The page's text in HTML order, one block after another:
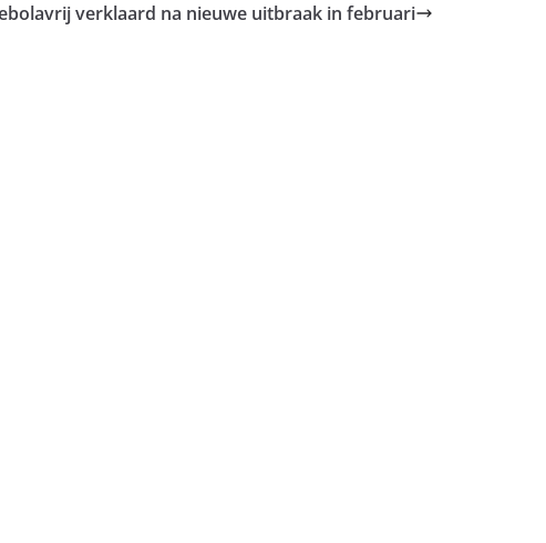
verklaard na nieuwe uitbraak in februari